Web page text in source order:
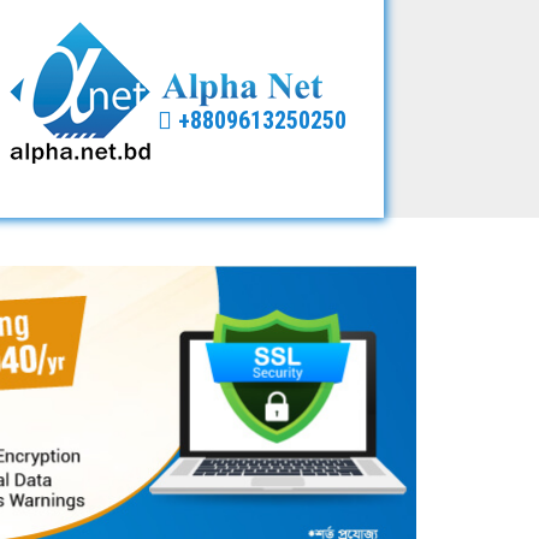
+8809613250250